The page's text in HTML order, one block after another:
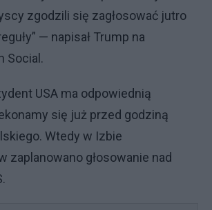
zgodzili się zagłosować jutro
— napisał Trump na
Social.
USA ma odpowiednią
się już przed godziną
Wtedy w Izbie
zaplanowano głosowanie nad